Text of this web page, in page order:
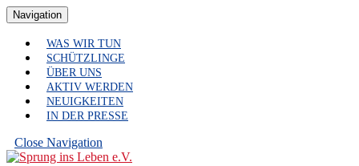
Zum
Inhalt
springen
Skip
Content
NavigationNavigation
WAS WIR TUN
SCHÜTZLINGE
ÜBER UNS
AKTIV WERDEN
NEUIGKEITEN
IN DER PRESSE
Close Navigation
Navigation